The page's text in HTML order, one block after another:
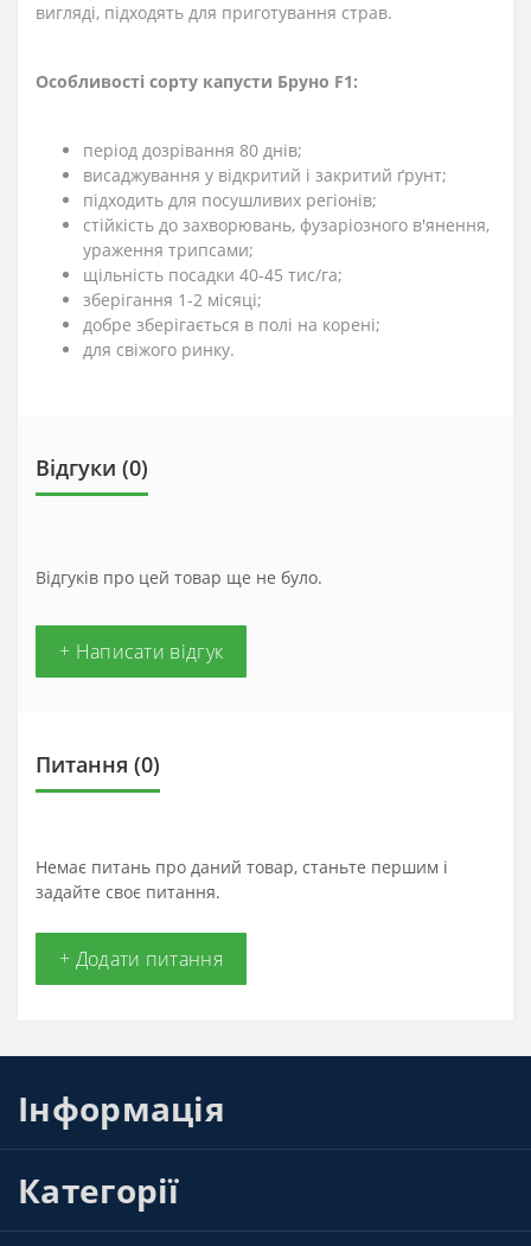
вигляді, підходять для приготування страв.
Особливості сорту капусти Бруно F1:
період дозрівання 80 днів;
висаджування у відкритий і закритий ґрунт;
підходить для посушливих регіонів;
стійкість до захворювань, фузаріозного в'янення,
ураження трипсами;
щільність посадки 40-45 тис/га;
зберігання 1-2 місяці;
добре зберігається в полі на корені;
для свіжого ринку.
Відгуки (0)
Відгуків про цей товар ще не було.
+ Написати відгук
Питання (0)
Немає питань про даний товар, станьте першим і
задайте своє питання.
+ Додати питання
Інформація
Категорії